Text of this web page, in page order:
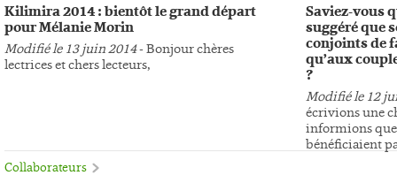
Kilimira 2014 : bientôt le grand départ
pour Mélanie Morin
Modifié le 13 juin 2014- Bonjour chères
lectrices et chers lecteurs,
Saviez-vous
suggéré que
conjoints de
qu’aux
?
Modifié le 12
écrivions une
informions
bénéficiaient
Collaborateurs